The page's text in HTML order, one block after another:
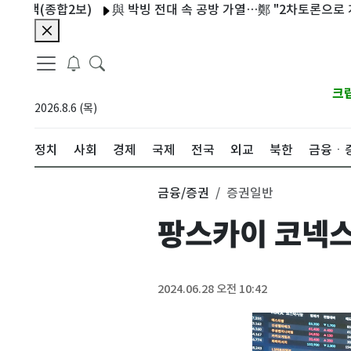
(종합2보) 與 박빙 전대 속 공방 가열…鄭 "2차토론으로 게임
2026.8.6 (목)
크
정치 사회 경제 국제 전국 외교 북한 금융ㆍ
금융/증권 증권일반
팡스카이 코넥
2024.06.28 오전 10:42